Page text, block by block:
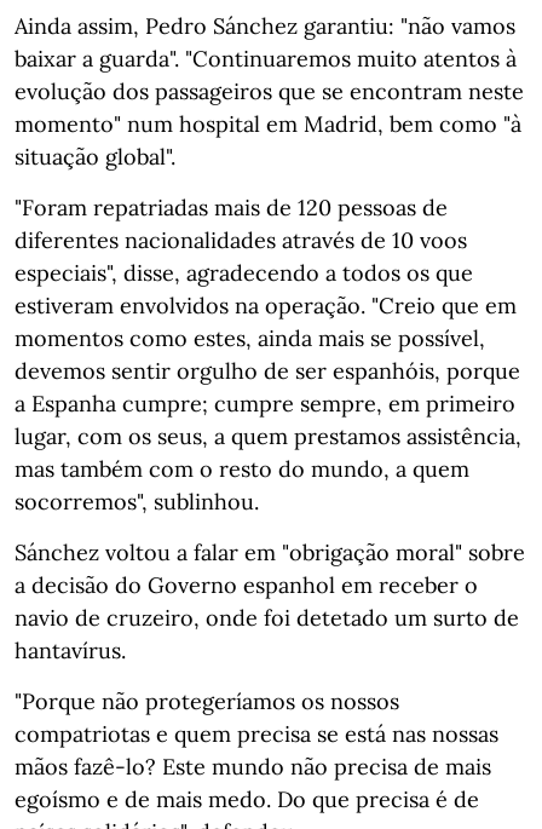
Ainda assim, Pedro Sánchez garantiu: "não vamos
baixar a guarda". "Continuaremos muito atentos à
evolução dos passageiros que se encontram neste
momento" num hospital em Madrid, bem como "à
situação global".
"Foram repatriadas mais de 120 pessoas de
diferentes nacionalidades através de 10 voos
especiais", disse, agradecendo a todos os que
estiveram envolvidos na operação. "Creio que em
momentos como estes, ainda mais se possível,
devemos sentir orgulho de ser espanhóis, porque
a Espanha cumpre; cumpre sempre, em primeiro
lugar, com os seus, a quem prestamos assistência,
mas também com o resto do mundo, a quem
socorremos", sublinhou.
Sánchez voltou a falar em "obrigação moral" sobre
a decisão do Governo espanhol em receber o
navio de cruzeiro, onde foi detetado um surto de
hantavírus.
"Porque não protegeríamos os nossos
compatriotas e quem precisa se está nas nossas
mãos fazê-lo? Este mundo não precisa de mais
egoísmo e de mais medo. Do que precisa é de